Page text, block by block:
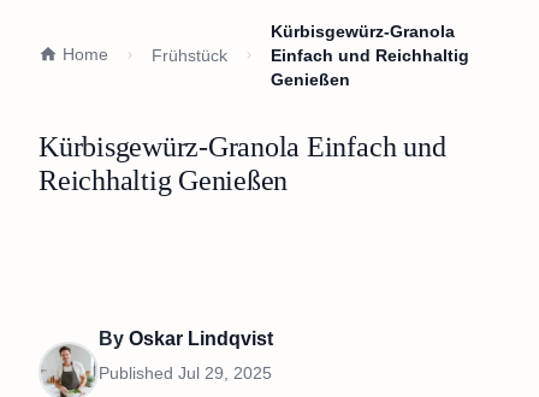
Home Frühstück
Kürbisgewürz-Granola
Einfach und Reichhaltig
Genießen
Kürbisgewürz-Granola Einfach und
Reichhaltig Genießen
By Oskar Lindqvist
Published Jul 29, 2025